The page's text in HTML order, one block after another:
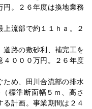
円。２６年度は換地業務
流部で約１１ｈａ。２
路の敷砂利、補完工を
４０００万円。２６年度
め、田川合流部の排水
標準断面幅５ｍ、高さ
る計画。事業期間は２４